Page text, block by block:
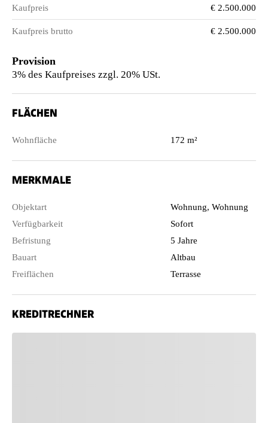
Kaufpreis € 2.500.000
Kaufpreis brutto € 2.500.000
Provision
3% des Kaufpreises zzgl. 20% USt.
FLÄCHEN
Wohnfläche 172 m²
MERKMALE
Objektart
Wohnung, Wohnung
Verfügbarkeit
Sofort
Befristung
5 Jahre
Bauart
Altbau
Freiflächen
Terrasse
KREDITRECHNER